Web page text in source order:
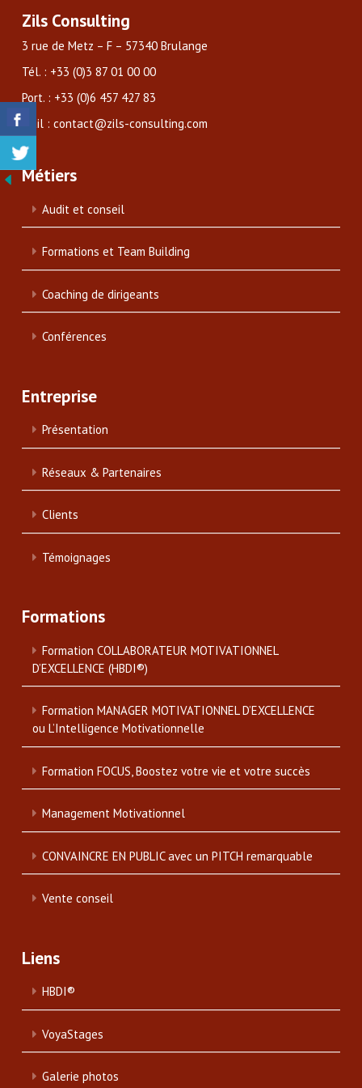
Zils Consulting
3 rue de Metz – F – 57340 Brulange
Tél. : +33 (0)3 87 01 00 00
Port. : +33 (0)6 457 427 83
Mail : contact@zils-consulting.com
Métiers
Audit et conseil
Formations et Team Building
Coaching de dirigeants
Conférences
Entreprise
Présentation
Réseaux & Partenaires
Clients
Témoignages
Formations
Formation COLLABORATEUR MOTIVATIONNEL
D’EXCELLENCE (HBDI®)
Formation MANAGER MOTIVATIONNEL D’EXCELLENCE
ou L’Intelligence Motivationnelle
Formation FOCUS, Boostez votre vie et votre succès
Management Motivationnel
CONVAINCRE EN PUBLIC avec un PITCH remarquable
Vente conseil
Liens
HBDI®
VoyaStages
Galerie photos